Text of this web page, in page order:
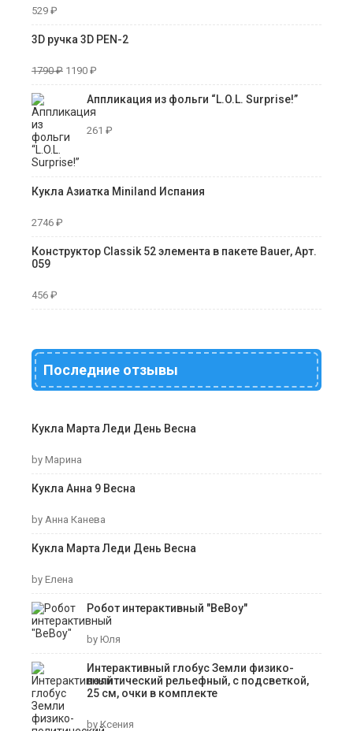
529 ₽
3D ручка 3D PEN-2
1790₽ 1190 ₽
Аппликация из фольги “L.O.L. Surprise!”
261 ₽
Кукла Азиатка Miniland Испания
2746 ₽
Конструктор Classik 52 элемента в пакете Bauer, Арт.
059
456 ₽
Последние отзывы
Кукла Марта Леди День Весна
by Марина
Кукла Анна 9 Весна
by Анна Канева
Кукла Марта Леди День Весна
by Елена
Робот интерактивный "ВеВоу"
by Юля
Интерактивный глобус Земли физико-
политический рельефный, с подсветкой,
25 см, очки в комплекте
by Ксения